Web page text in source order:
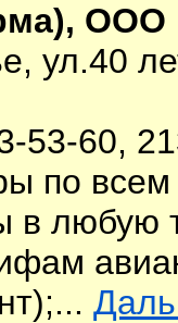
ООО
ул.40
53-60,
по
в любую